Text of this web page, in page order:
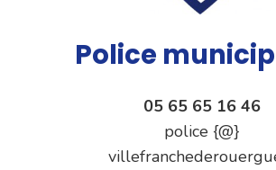
Police
05 65 65 16 46
police {@}